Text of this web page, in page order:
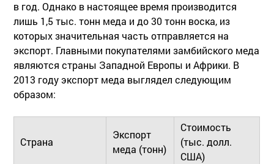
в год. Однако в настоящее время производится
лишь 1,5 тыс. тонн меда и до 30 тонн воска, из
которых значительная часть отправляется на
экспорт. Главными покупателями замбийского меда
являются страны Западной Европы и Африки. В
2013 году экспорт меда выглядел следующим
образом:
Страна
Экспорт
меда (тонн)
Стоимость
(тыс. долл.
США)